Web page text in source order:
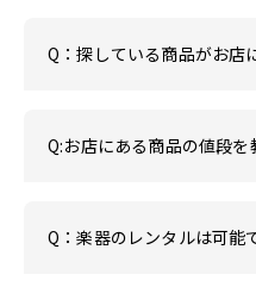
Q：探している商品がお店
Q:お店にある商品の値段を
Q：楽器のレンタルは可能